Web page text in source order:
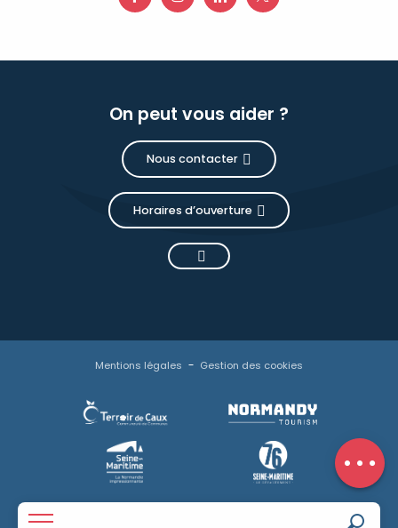
Description
Avis
On peut vous aider ?
Nous contacter
Horaires d’ouverture
Mentions légales Gestion des cookies